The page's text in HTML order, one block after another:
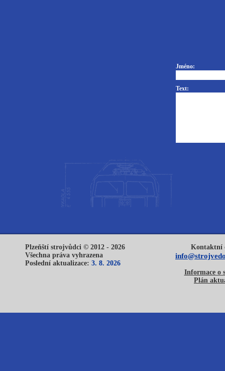
Jméno:
Text:
Plzeňští strojvůdci © 2012 - 2026
Všechna práva vyhrazena
Poslední aktualizace: 3. 8. 2026
Kontaktní
Informace o
Plán